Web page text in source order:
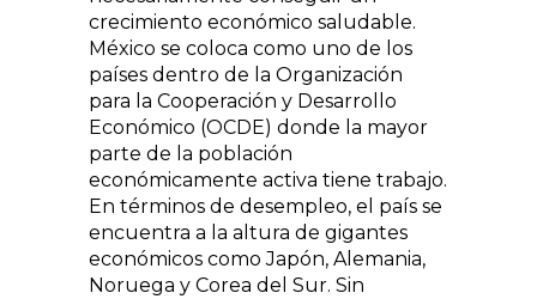
crecimiento económico saludable.
México se coloca como uno de los
países dentro de la Organización
para la Cooperación y Desarrollo
Económico (OCDE) donde la mayor
parte de la población
económicamente activa tiene trabajo.
En términos de desempleo, el país se
encuentra a la altura de gigantes
económicos como Japón, Alemania,
Noruega y Corea del Sur. Sin